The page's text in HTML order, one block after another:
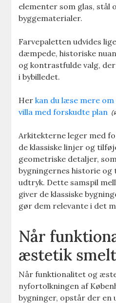
elementer som glas, stål
byggematerialer.
Farvepaletten udvides
dæmpede, historiske
og kontrastfulde valg,
i bybilledet.
Herkan du læse mere
villa med forskudte plan
Arkitekterne leger med
de klassiske linjer og
geometriske detaljer,
bygningernes historie
udtryk. Dette samspil
giver de klassiske
gør dem relevante i det
Når
æstetik
Når funktionalitet og
nyfortolkningen af
bygninger, opstår der en